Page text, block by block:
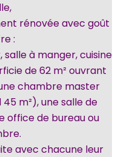
rénovée avec goût
:
salle à manger, cuisine
de 62 m² ouvrant
chambre master
m²), une salle de
office de bureau ou
avec chacune leur